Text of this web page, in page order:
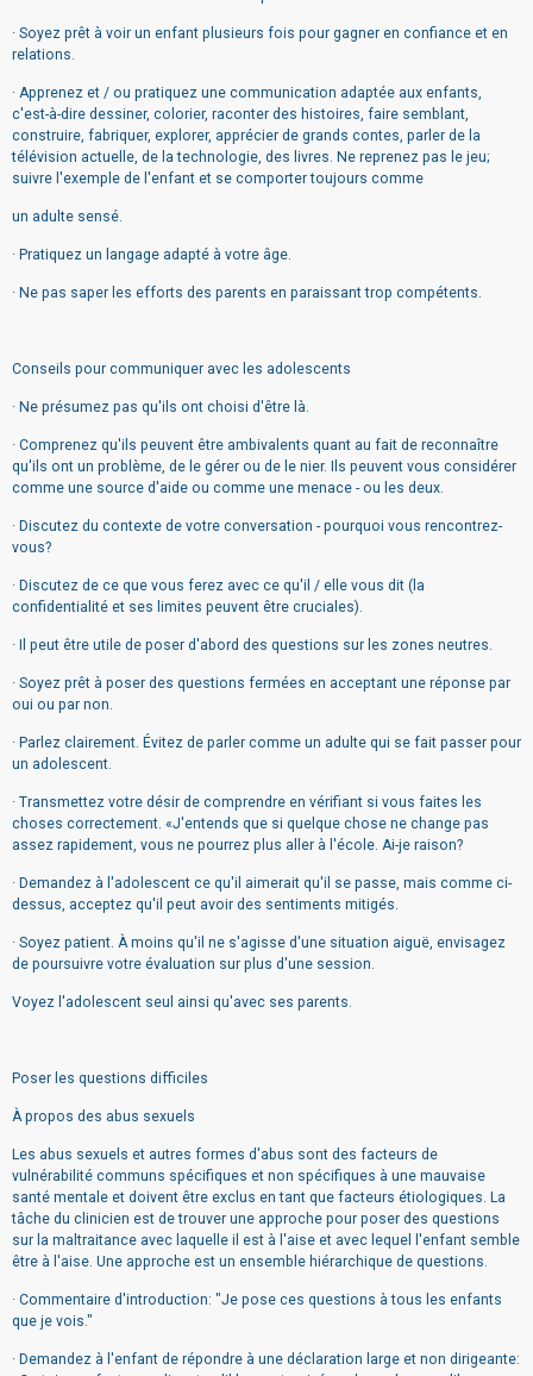
· Soyez prêt à voir un enfant plusieurs fois pour gagner en confiance et en
relations.
· Apprenez et / ou pratiquez une communication adaptée aux enfants,
c'est-à-dire dessiner, colorier, raconter des histoires, faire semblant,
construire, fabriquer, explorer, apprécier de grands contes, parler de la
télévision actuelle, de la technologie, des livres. Ne reprenez pas le jeu;
suivre l'exemple de l'enfant et se comporter toujours comme
un adulte sensé.
· Pratiquez un langage adapté à votre âge.
· Ne pas saper les efforts des parents en paraissant trop compétents.
Conseils pour communiquer avec les adolescents
· Ne présumez pas qu'ils ont choisi d'être là.
· Comprenez qu'ils peuvent être ambivalents quant au fait de reconnaître
qu'ils ont un problème, de le gérer ou de le nier. Ils peuvent vous considérer
comme une source d'aide ou comme une menace - ou les deux.
· Discutez du contexte de votre conversation - pourquoi vous rencontrez-
vous?
· Discutez de ce que vous ferez avec ce qu'il / elle vous dit (la
confidentialité et ses limites peuvent être cruciales).
· Il peut être utile de poser d'abord des questions sur les zones neutres.
· Soyez prêt à poser des questions fermées en acceptant une réponse par
oui ou par non.
· Parlez clairement. Évitez de parler comme un adulte qui se fait passer pour
un adolescent.
· Transmettez votre désir de comprendre en vérifiant si vous faites les
choses correctement. «J'entends que si quelque chose ne change pas
assez rapidement, vous ne pourrez plus aller à l'école. Ai-je raison?
· Demandez à l'adolescent ce qu'il aimerait qu'il se passe, mais comme ci-
dessus, acceptez qu'il peut avoir des sentiments mitigés.
· Soyez patient. À moins qu'il ne s'agisse d'une situation aiguë, envisagez
de poursuivre votre évaluation sur plus d'une session.
Voyez l'adolescent seul ainsi qu'avec ses parents.
Poser les questions difficiles
À propos des abus sexuels
Les abus sexuels et autres formes d'abus sont des facteurs de
vulnérabilité communs spécifiques et non spécifiques à une mauvaise
santé mentale et doivent être exclus en tant que facteurs étiologiques. La
tâche du clinicien est de trouver une approche pour poser des questions
sur la maltraitance avec laquelle il est à l'aise et avec lequel l'enfant semble
être à l'aise. Une approche est un ensemble hiérarchique de questions.
· Commentaire d'introduction: "Je pose ces questions à tous les enfants
que je vois."
· Demandez à l'enfant de répondre à une déclaration large et non dirigeante: